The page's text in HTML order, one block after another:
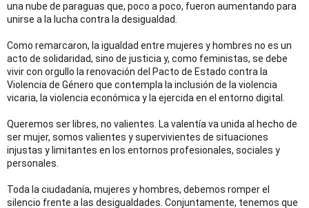
una nube de paraguas que, poco a poco, fueron aumentando para
unirse a la lucha contra la desigualdad.
Como remarcaron, la igualdad entre mujeres y hombres no es un
acto de solidaridad, sino de justicia y, como feministas, se debe
vivir con orgullo la renovación del Pacto de Estado contra la
Violencia de Género que contempla la inclusión de la violencia
vicaria, la violencia económica y la ejercida en el entorno digital.
Queremos ser libres, no valientes. La valentía va unida al hecho de
ser mujer, somos valientes y supervivientes de situaciones
injustas y limitantes en los entornos profesionales, sociales y
personales.
Toda la ciudadanía, mujeres y hombres, debemos romper el
silencio frente a las desigualdades. Conjuntamente, tenemos que